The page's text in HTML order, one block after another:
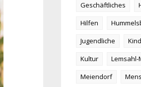
Geschäftliches
Hilfen
Jugendliche
Kultur
Meiendorf